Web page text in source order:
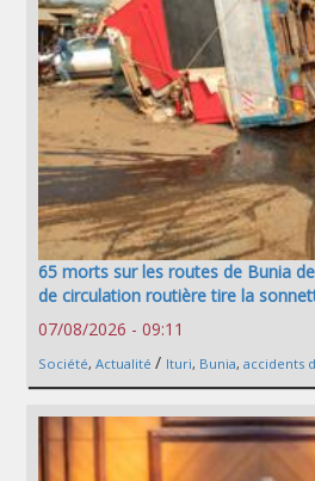
65 morts sur les routes de Bunia
de circulation routière tire la
07/08/2026 - 09:11
Société, Actualité / Ituri, Bunia, accidents